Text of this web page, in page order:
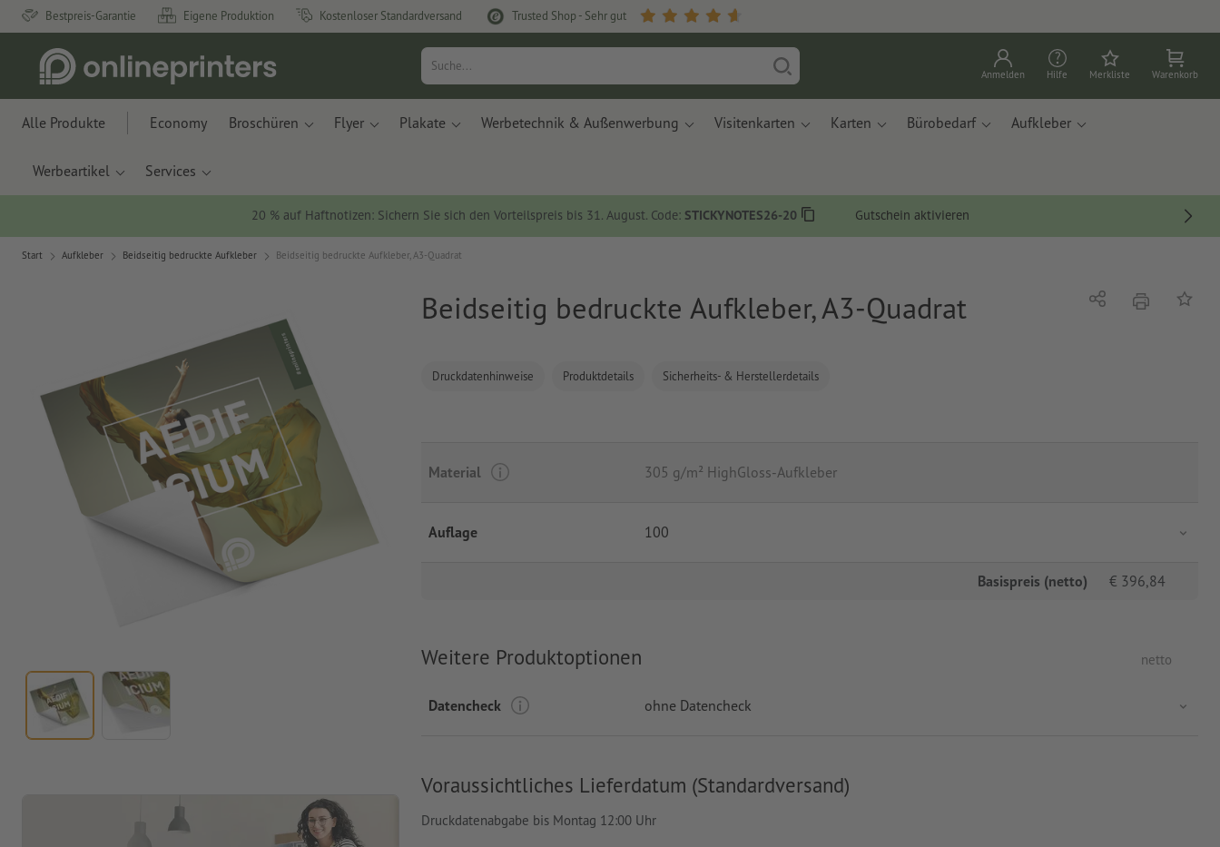
Bestpreis-Garantie Eigene Produktion Kostenloser Standardversand Trusted Shop - Sehr gut
Anmelden Hilfe Merkliste Warenkorb
Alle Produkte Economy Broschüren Flyer Plakate Werbetechnik & Außenwerbung Visitenkarten Karten Bürobedarf Aufkleber
Werbeartikel Services
20 % auf Haftnotizen: Sichern Sie sich den Vorteilspreis bis 31. August. Code: STICKYNOTES26-20 Gutschein aktivieren
Start Aufkleber Beidseitig bedruckte Aufkleber Beidseitig bedruckte Aufkleber, A3-Quadrat
Beidseitig bedruckte Aufkleber, A3-Quadrat
Druckdatenhinweise Produktdetails Sicherheits- & Herstellerdetails
Teilen DruckenAuf
Material 305 g/m² HighGloss-Aufkleber
Auflage 100
Basispreis (netto) € 396,84
Weitere Produktoptionen netto
Datencheck ohne Datencheck
Voraussichtliches Lieferdatum (Standardversand)
Druckdatenabgabe bis Montag 12:00 Uhr